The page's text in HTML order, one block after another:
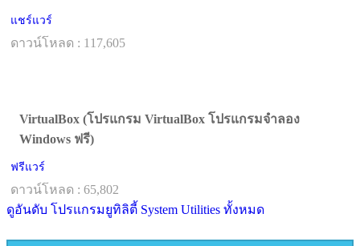
แชร์แวร์
ดาวน์โหลด : 117,605
VirtualBox (โปรแกรม VirtualBox โปรแกรมจำลอง
Windows ฟรี)
ฟรีแวร์
ดาวน์โหลด : 65,802
ดูอันดับ โปรแกรมยูทิลิตี้ System Utilities ทั้งหมด